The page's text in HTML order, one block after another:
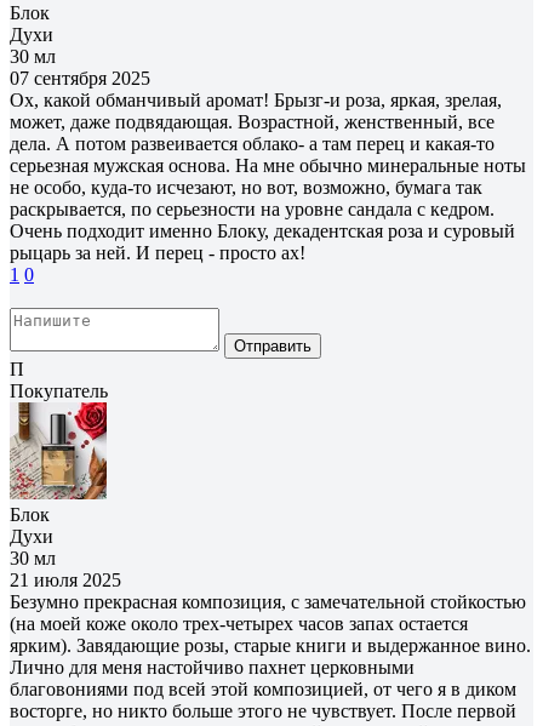
Блок
Духи
30 мл
07 сентября 2025
Ох, какой обманчивый аромат! Брызг-и роза, яркая, зрелая,
может, даже подвядающая. Возрастной, женственный, все
дела. А потом развеивается облако- а там перец и какая-то
серьезная мужская основа. На мне обычно минеральные ноты
не особо, куда-то исчезают, но вот, возможно, бумага так
раскрывается, по серьезности на уровне сандала с кедром.
Очень подходит именно Блоку, декадентская роза и суровый
рыцарь за ней. И перец - просто ах!
1 0
Отправить
П
Покупатель
Блок
Духи
30 мл
21 июля 2025
Безумно прекрасная композиция, с замечательной стойкостью
(на моей коже около трех-четырех часов запах остается
ярким). Завядающие розы, старые книги и выдержанное вино.
Лично для меня настойчиво пахнет церковными
благовониями под всей этой композицией, от чего я в диком
восторге, но никто больше этого не чувствует. После первой